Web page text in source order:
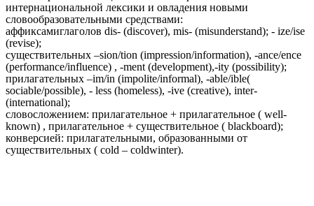
интернациональной лексики и овладения новыми
словообразовательными средствами:
аффиксамиглаголов dis- (discover), mis- (misunderstand); - ize/ise
(revise);
существительных –sion/tion (impression/information), -ance/ence
(performance/influence) , -ment (development),-ity (possibility);
прилагательных –im/in (impolite/informal), -able/ible(
sociable/possible), - less (homeless), -ive (creative), inter-
(international);
словосложением: прилагательное + прилагательное ( well-
known) , прилагательное + существительное ( blackboard);
конверсией: прилагательными, образованными от
существительных ( cold – coldwinter).